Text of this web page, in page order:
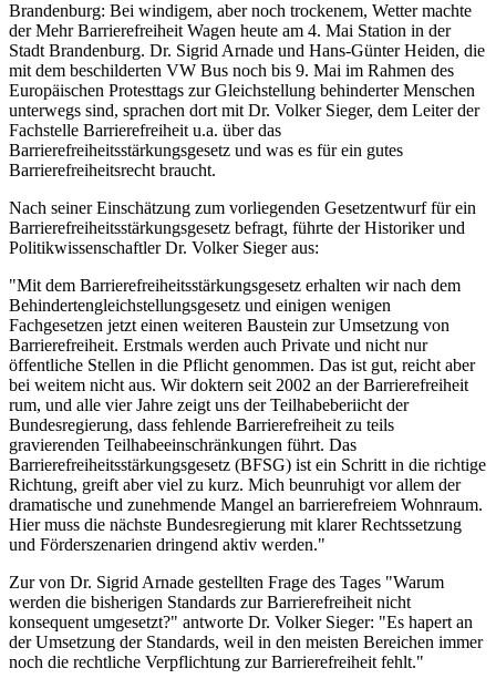
Brandenburg: Bei windigem, aber noch trockenem, Wetter machte
der Mehr Barrierefreiheit Wagen heute am 4. Mai Station in der
Stadt Brandenburg. Dr. Sigrid Arnade und Hans-Günter Heiden, die
mit dem beschilderten VW Bus noch bis 9. Mai im Rahmen des
Europäischen Protesttags zur Gleichstellung behinderter Menschen
unterwegs sind, sprachen dort mit Dr. Volker Sieger, dem Leiter der
Fachstelle Barrierefreiheit u.a. über das
Barrierefreiheitsstärkungsgesetz und was es für ein gutes
Barrierefreiheitsrecht braucht.
Nach seiner Einschätzung zum vorliegenden Gesetzentwurf für ein
Barrierefreiheitsstärkungsgesetz befragt, führte der Historiker und
Politikwissenschaftler Dr. Volker Sieger aus:
"Mit dem Barrierefreiheitsstärkungsgesetz erhalten wir nach dem
Behindertengleichstellungsgesetz und einigen wenigen
Fachgesetzen jetzt einen weiteren Baustein zur Umsetzung von
Barrierefreiheit. Erstmals werden auch Private und nicht nur
öffentliche Stellen in die Pflicht genommen. Das ist gut, reicht aber
bei weitem nicht aus. Wir doktern seit 2002 an der Barrierefreiheit
rum, und alle vier Jahre zeigt uns der Teilhabeberiicht der
Bundesregierung, dass fehlende Barrierefreiheit zu teils
gravierenden Teilhabeeinschränkungen führt. Das
Barrierefreiheitsstärkungsgesetz (BFSG) ist ein Schritt in die richtige
Richtung, greift aber viel zu kurz. Mich beunruhigt vor allem der
dramatische und zunehmende Mangel an barrierefreiem Wohnraum.
Hier muss die nächste Bundesregierung mit klarer Rechtssetzung
und Förderszenarien dringend aktiv werden."
Zur von Dr. Sigrid Arnade gestellten Frage des Tages "Warum
werden die bisherigen Standards zur Barrierefreiheit nicht
konsequent umgesetzt?" antworte Dr. Volker Sieger: "Es hapert an
der Umsetzung der Standards, weil in den meisten Bereichen immer
noch die rechtliche Verpflichtung zur Barrierefreiheit fehlt."